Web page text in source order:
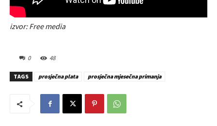
izvor: Free media
0 48
TAGS prosječna plata prosječna mjesečna primanja